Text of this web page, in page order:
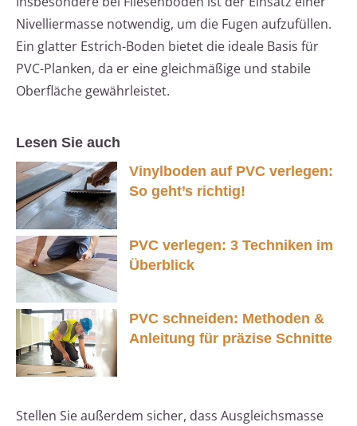
Nivelliermasse notwendig, um die Fugen aufzufüllen.
Ein glatter Estrich-Boden bietet die ideale Basis für
PVC-Planken, da er eine gleichmäßige und stabile
Oberfläche gewährleistet.
Lesen Sie auch
Vinylboden auf PVC verlegen:
So geht’s richtig!
PVC verlegen: 3 Techniken im
Überblick
PVC schneiden: Methoden &
Anleitung für präzise Schnitte
Stellen Sie außerdem sicher, dass Ausgleichsmasse